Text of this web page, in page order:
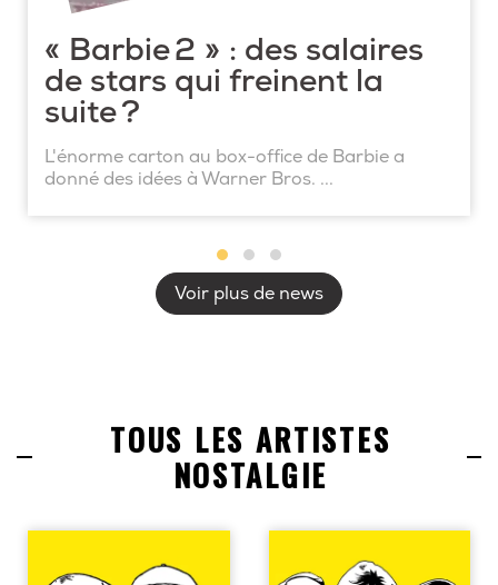
« Barbie 2 » : des salaires
de stars qui freinent la
suite ?
L'énorme carton au box-office de Barbie a
donné des idées à Warner Bros. ...
Voir plus de news
TOUS LES ARTISTES
NOSTALGIE